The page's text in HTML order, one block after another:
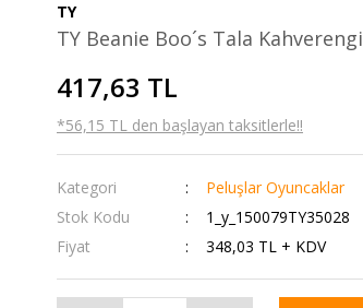
TY
TY Beanie Boo´s Tala
417,63 TL
*56,15 TL den başlayan taksitlerle!!
Kategori
Peluşlar Oyuncaklar
Stok Kodu
1_y_150079TY35028
Fiyat
348,03 TL + KDV